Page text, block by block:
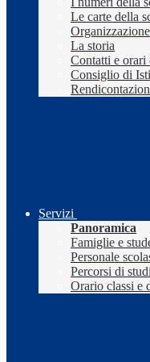
Le carte della
Organizzazione
La storia
Contatti e
Consiglio di
Servizi
Panoramica
Famiglie e
Personale
Percorsi di
Orario classi e